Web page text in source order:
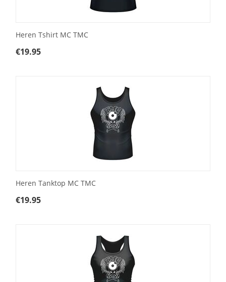
Heren Tshirt MC TMC
€19.95
Heren Tanktop MC TMC
€19.95